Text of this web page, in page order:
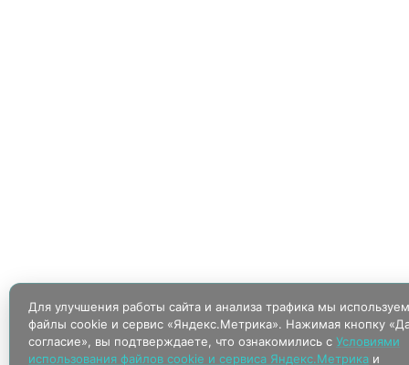
Для улучшения работы сайта и анализа трафика мы используем
файлы cookie и сервис «Яндекс.Метрика». Нажимая кнопку
согласие», вы подтверждаете, что ознакомились с Условиями
использования файлов cookie и сервиса Яндекс.Метрика и